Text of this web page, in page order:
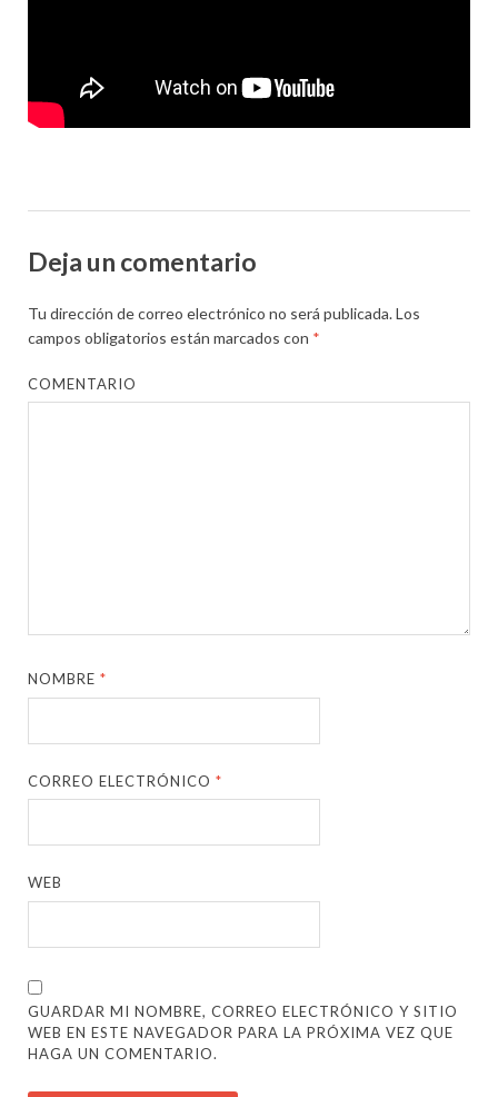
Deja un comentario
Tu dirección de correo electrónico no será publicada.Los
campos obligatorios están marcados con *
COMENTARIO
NOMBRE*
CORREO ELECTRÓNICO*
WEB
GUARDAR MI NOMBRE, CORREO ELECTRÓNICO Y SITIO
WEB EN ESTE NAVEGADOR PARA LA PRÓXIMA VEZ QUE
HAGA UN COMENTARIO.